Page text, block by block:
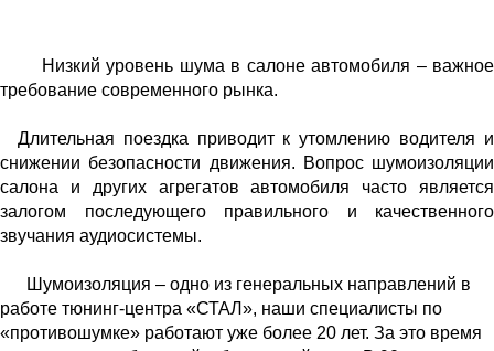
Низкий уровень шума в салоне автомобиля – важное
требование современного рынка.
Длительная поездка приводит к утомлению водителя и
снижении безопасности движения. Вопрос шумоизоляции
салона и других агрегатов автомобиля часто является
залогом последующего правильного и качественного
звучания аудиосистемы.
Шумоизоляция – одно из генеральных направлений в
работе тюнинг-центра «СТАЛ», наши специалисты по
«противошумке» работают уже более 20 лет. За это время